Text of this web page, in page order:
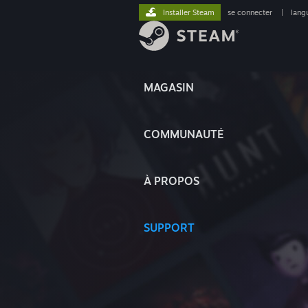
MAGASIN
COMMUNAUTÉ
À PROPOS
SUPPORT
Installer Steam se connecter